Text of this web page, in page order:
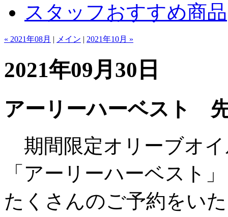
スタッフおすすめ商品
« 2021年08月 | メイン | 2021年10月 »
2021年09月30日
アーリーハーベスト
期間限定オリーブオ
「アーリーハーベスト」
たくさんのご予約をい